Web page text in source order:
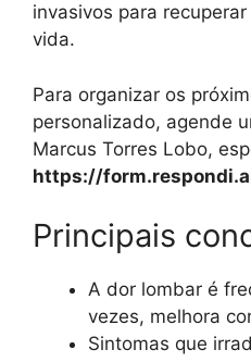
invasivos para
vida.
Para organizar os
personalizado, agende
Marcus Torres Lobo,
https://
Principais
A dor lombar é
vezes, melhora
Sintomas que